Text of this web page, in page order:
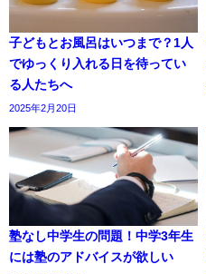
子どもとお風呂はいつまで？1人
でゆっくり入れる日を待ってい
る人たちへ
2025年2月20日
塾なし中学生の問題！中学3年生
には塾のアドバイスが欲しい